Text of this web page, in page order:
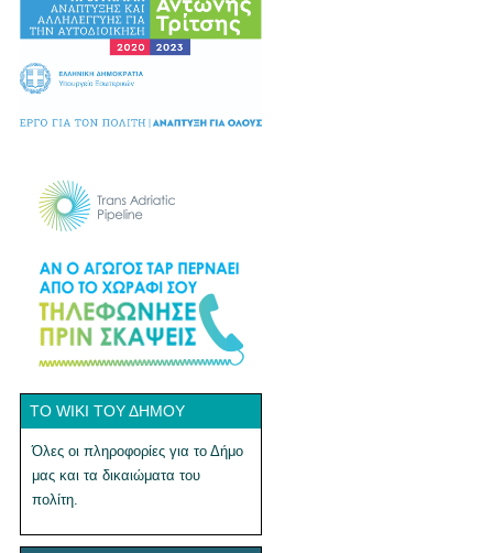
ΤΟ WIKI ΤΟΥ ΔΉΜΟΥ
Όλες οι πληροφορίες για το Δήμο
μας και τα δικαιώματα του
πολίτη.